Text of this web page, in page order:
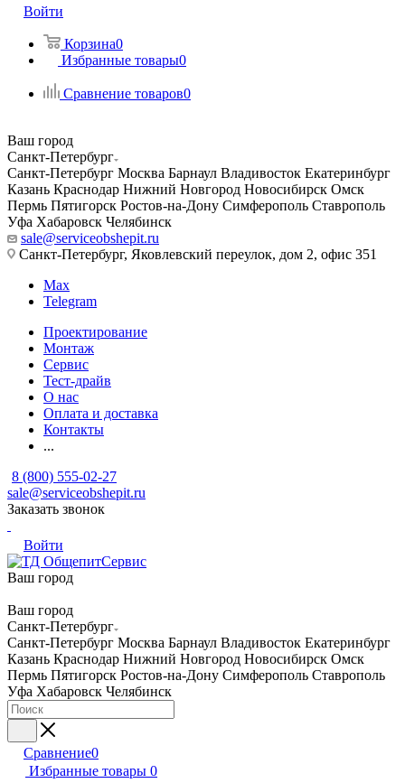
Войти
Корзина0
Избранные товары0
Сравнение товаров0
Ваш город
Санкт-Петербург
Санкт-Петербург Москва Барнаул Владивосток Екатеринбург
Казань Краснодар Нижний Новгород Новосибирск Омск
Пермь Пятигорск Ростов-на-Дону Симферополь Ставрополь
Уфа Хабаровск Челябинск
sale@serviceobshepit.ru
Санкт-Петербург, Яковлевский переулок, дом 2, офис 351
Max
Telegram
Проектирование
Монтаж
Сервис
Тест-драйв
О нас
Оплата и доставка
Контакты
...
8 (800) 555-02-27
sale@serviceobshepit.ru
Заказать звонок
Войти
Ваш город
Ваш город
Санкт-Петербург
Санкт-Петербург Москва Барнаул Владивосток Екатеринбург
Казань Краснодар Нижний Новгород Новосибирск Омск
Пермь Пятигорск Ростов-на-Дону Симферополь Ставрополь
Уфа Хабаровск Челябинск
Сравнение0
Избранные товары 0